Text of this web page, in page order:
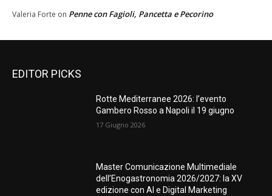
Valeria Forte on Penne con Fagioli, Pancetta e Pecorino
EDITOR PICKS
Rotte Mediterranee 2026: l’evento
Gambero Rosso a Napoli il 19 giugno
17 Giugno 2026
Master Comunicazione Multimediale
dell’Enogastronomia 2026/2027: la XV
edizione con AI e Digital Marketing